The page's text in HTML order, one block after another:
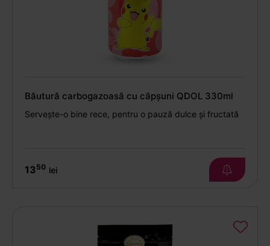
Băutură carbogazoasă cu căpșuni QDOL 330ml
Servește-o bine rece, pentru o pauză dulce și fructată
1350 lei